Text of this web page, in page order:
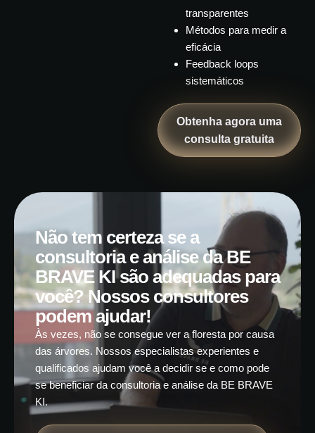
transparentes
Métodos para medir a
eficácia
Feedback loops
sistemáticos
Obtenha agora uma
consulta gratuita
Não tem certeza se a
consultoria e análise da BE
BRAVE KI são adequadas para
você? Nossos consultores
podem ajudar!
Às vezes, não se consegue ver a floresta por causa
das árvores. Nossos especialistas experientes e
qualificados ajudam você a decidir se e como pode
se beneficiar da consultoria e análise da BE BRAVE
KI.